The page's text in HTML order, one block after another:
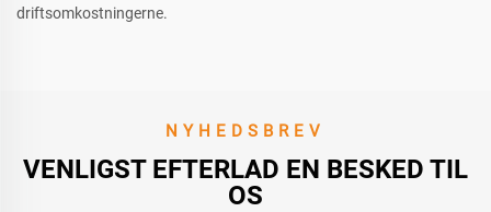
driftsomkostningerne.
NYHEDSBREV
VENLIGST EFTERLAD EN BESKED TIL
OS